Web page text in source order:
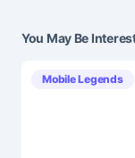
You May Be
Mobile Legends